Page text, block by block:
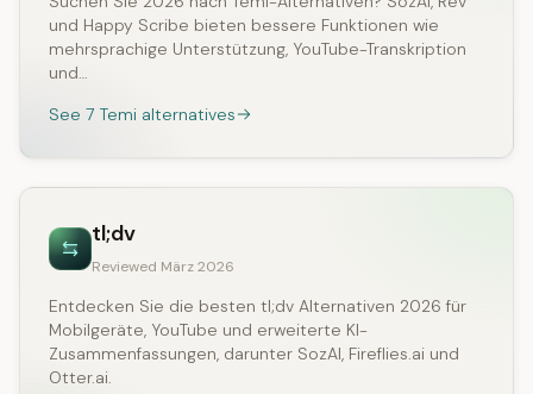
und Happy Scribe bieten bessere Funktionen wie
mehrsprachige Unterstützung, YouTube-Transkription
und…
See 7 Temi alternatives
tl;dv
Reviewed März 2026
Entdecken Sie die besten tl;dv Alternativen 2026 für
Mobilgeräte, YouTube und erweiterte KI-
Zusammenfassungen, darunter SozAI, Fireflies.ai und
Otter.ai.